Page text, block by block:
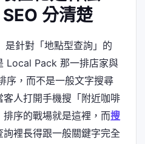
分清楚
是針對「地點型查詢」的
Local Pack 那一排店家與
序，而不是一般文字搜尋
人打開手機搜「附近咖啡
序的戰場就是這裡，而搜
詢裡長得跟一般關鍵字完全